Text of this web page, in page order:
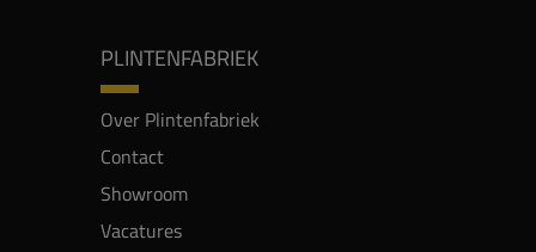
PLINTENFABRIEK
Over Plintenfabriek
Contact
Showroom
Vacatures